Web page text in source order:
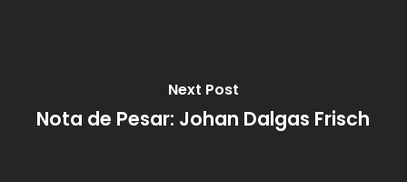
Next Post
Nota de Pesar: Johan Dalgas Frisch